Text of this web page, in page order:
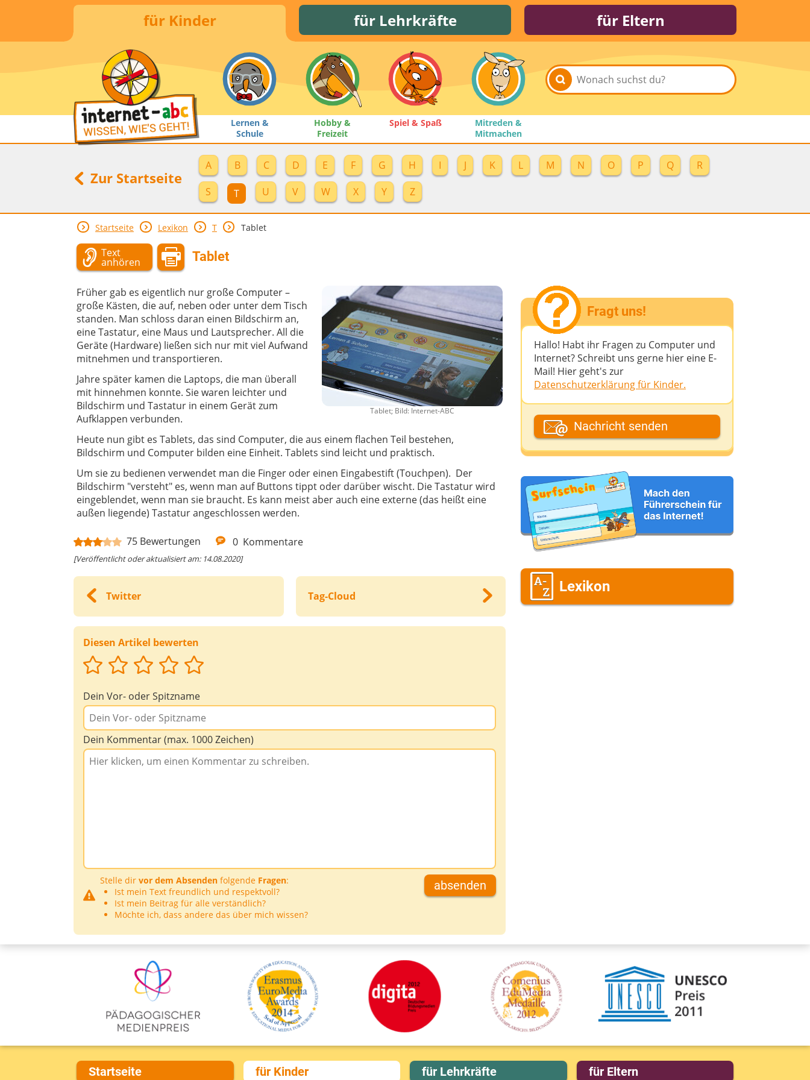
für Kinder für Lehrkräfte für Eltern
Lernen &
Schule
Hobby &
Freizeit
Spiel & Spaß
Mitreden &
Mitmachen
Zur Startseite
A B C D E F G H I J K L M N O P Q
R
S
T U V W X Y Z
Startseite Lexikon T Tablet
Text
anhören Tablet
Tablet; Bild: Internet-ABC
Früher gab es eigentlich nur große Computer –
große Kästen, die auf, neben oder unter dem Tisch
standen. Man schloss daran einen Bildschirm an,
eine Tastatur, eine Maus und Lautsprecher. All die
Geräte (Hardware) ließen sich nur mit viel Aufwand
mitnehmen und transportieren.
Jahre später kamen die Laptops, die man überall
mit hinnehmen konnte. Sie waren leichter und
Bildschirm und Tastatur in einem Gerät zum
Aufklappen verbunden.
Heute nun gibt es Tablets, das sind Computer, die aus einem flachen Teil bestehen,
Bildschirm und Computer bilden eine Einheit. Tablets sind leicht und praktisch.
Um sie zu bedienen verwendet man die Finger oder einen Eingabestift (Touchpen). Der
Bildschirm "versteht" es, wenn man auf Buttons tippt oder darüber wischt. Die Tastatur wird
eingeblendet, wenn man sie braucht. Es kann meist aber auch eine externe (das heißt eine
außen liegende) Tastatur angeschlossen werden.
75 Bewertungen 0 Kommentare
[Veröffentlicht oder aktualisiert am: 14.08.2020]
Twitter Tag-Cloud
Diesen Artikel bewerten
Dein Vor- oder Spitzname
Dein Kommentar (max. 1000 Zeichen)
Stelle dir vor dem Absenden folgende Fragen:
Ist mein Text freundlich und respektvoll?
Ist mein Beitrag für alle verständlich?
Möchte ich, dass andere das über mich wissen?
absenden
Fragt uns!
Hallo! Habt ihr Fragen zu Computer und
Internet? Schreibt uns gerne hier eine E-
Mail! Hier geht's zur
Datenschutzerklärung für Kinder.
Dein Fantasiename
Deine E-Mail-Adresse (wenn du eine
Antwort möchtest)
Deine Nachricht
Nachricht senden
Lexikon
Startseite für Kinder für Lehrkräfte für Eltern